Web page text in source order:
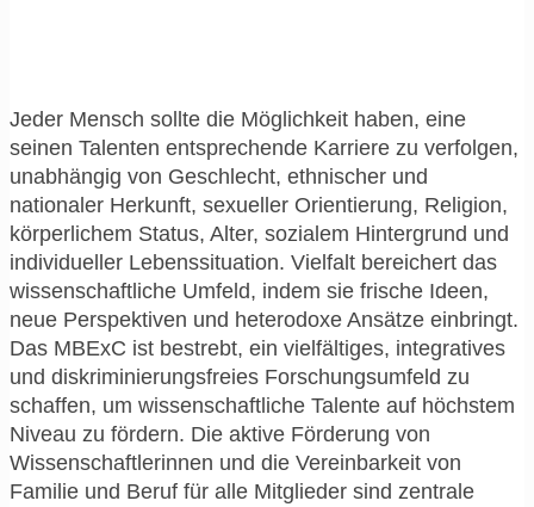
Jeder Mensch sollte die Möglichkeit haben, eine
seinen Talenten entsprechende Karriere zu verfolgen,
unabhängig von Geschlecht, ethnischer und
nationaler Herkunft, sexueller Orientierung, Religion,
körperlichem Status, Alter, sozialem Hintergrund und
individueller Lebenssituation. Vielfalt bereichert das
wissenschaftliche Umfeld, indem sie frische Ideen,
neue Perspektiven und heterodoxe Ansätze einbringt.
Das MBExC ist bestrebt, ein vielfältiges, integratives
und diskriminierungsfreies Forschungsumfeld zu
schaffen, um wissenschaftliche Talente auf höchstem
Niveau zu fördern. Die aktive Förderung von
Wissenschaftlerinnen und die Vereinbarkeit von
Familie und Beruf für alle Mitglieder sind zentrale